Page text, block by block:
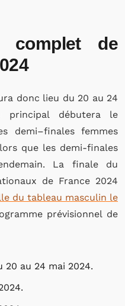
complet de
donc lieu du 20 au 24
principal débutera le
demi–finales femmes
que les demi-finales
La finale du
de France 2024
du tableau masculin le
prévisionnel de
20 au 24 mai 2024.